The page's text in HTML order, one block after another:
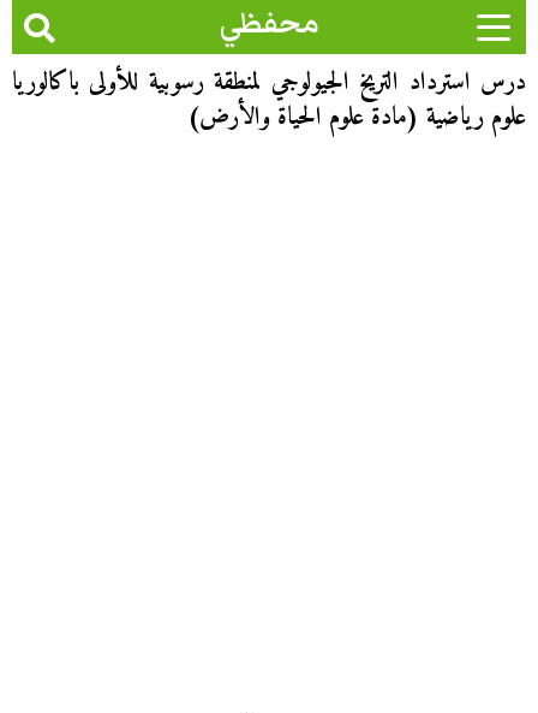
محفظي
درس استرداد التريخ الجيولوجي لمنطقة رسوبية للأولى باكالوريا
علوم رياضية (مادة علوم الحياة والأرض)